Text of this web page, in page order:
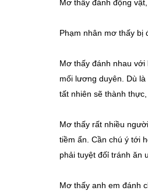
Mơ thấy đánh động
Phạm nhân mơ thấy bị
Mơ thấy đánh nhau
mối lương duyên. Dù
tất nhiên sẽ thành
Mơ thấy rất nhiều
tiềm ẩn. Cần chú ý tới
phải tuyệt đốỉ tránh ăn
Mơ thấy anh em đánh